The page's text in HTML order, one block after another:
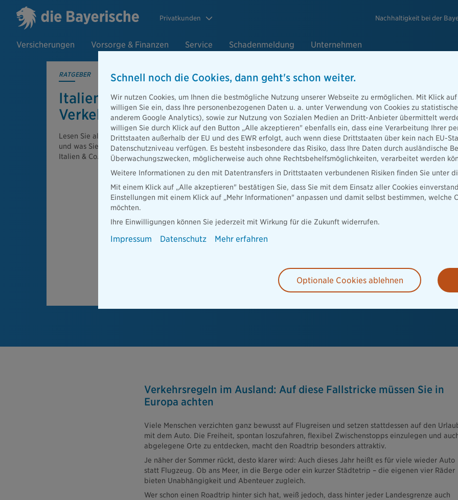
Privatkunden Nachhaltigkeit bei der
Versicherungen Vorsorge & Finanzen Service Schadenmeldung Unternehmen
RATGEBER
Italien, Österreich & Co.:
Verkehrsregeln im Ausland
Lesen Sie alles zu den wichtigsten Verkehrsregeln im Ausland
und was Sie für den Fall der Fälle bei einem Unfall in Österreich,
Italien & Co. wissen müssen.
Verkehrsregeln im Ausland: Auf diese Fallstricke müssen Sie in
Europa achten
Viele Menschen verzichten ganz bewusst auf Flugreisen und setzen stattdessen auf den
mit dem Auto. Die Freiheit, spontan loszufahren, flexibel Zwischenstopps einzulegen und
abgelegene Orte zu entdecken, macht den Roadtrip besonders attraktiv.
Je näher der Sommer rückt, desto klarer wird: Auch dieses Jahr heißt es für viele wieder Auto
statt Flugzeug. Ob ans Meer, in die Berge oder ein kurzer Städtetrip – die eigenen vier Räder
bieten Unabhängigkeit und Abenteuer zugleich.
Wer schon einen Roadtrip hinter sich hat, weiß jedoch, dass hinter jeder Landesgrenze auch
Schnell noch die Cookies, dann geht's schon weiter.
Wir nutzen Cookies, um Ihnen die bestmögliche Nutzung unserer Webseite zu ermöglichen. Mit Klick
willigen Sie ein, dass Ihre personenbezogenen Daten u. a. unter Verwendung von Cookies zu
anderem Google Analytics), sowie zur Nutzung von Sozialen Medien an Dritt-Anbieter übermittelt
willigen Sie durch Klick auf den Button „Alle akzeptieren" ebenfalls ein, dass eine Verarbeitung Ihrer
Drittstaaten außerhalb der EU und des EWR erfolgt, auch wenn diese Drittstaaten über kein nach EU-
Datenschutzniveau verfügen. Es besteht insbesondere das Risiko, dass Ihre Daten durch ausländische
Überwachungszwecken, möglicherweise auch ohne Rechtsbehelfsmöglichkeiten, verarbeitet werden
Weitere Informationen zu den mit Datentransfers in Drittstaaten verbundenen Risiken finden Sie unter
Mit einem Klick auf „Alle akzeptieren" bestätigen Sie, dass Sie mit dem Einsatz aller Cookies
Einstellungen mit einem Klick auf „Mehr Informationen" anpassen und damit selbst bestimmen, welche
möchten.
Ihre Einwilligungen können Sie jederzeit mit Wirkung für die Zukunft widerrufen.
Impressum Datenschutz Mehr erfahren
Optionale Cookies ablehnen